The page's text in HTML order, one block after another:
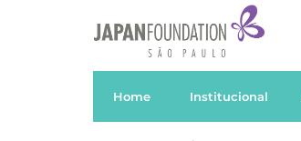
Home Institucional